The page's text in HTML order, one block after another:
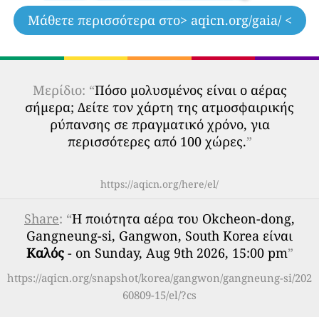
Μάθετε περισσότερα στο> aqicn.org/gaia/ <
Μερίδιο: “Πόσο μολυσμένος είναι ο αέρας
σήμερα; Δείτε τον χάρτη της ατμοσφαιρικής
ρύπανσης σε πραγματικό χρόνο, για
περισσότερες από 100 χώρες.”
https://aqicn.org/here/el/
Share: “Η ποιότητα αέρα του Okcheon-dong,
Gangneung-si, Gangwon, South Korea είναι
Καλός- on Sunday, Aug 9th 2026, 15:00 pm”
https://aqicn.org/snapshot/korea/gangwon/gangneung-si/202
60809-15/el/?cs